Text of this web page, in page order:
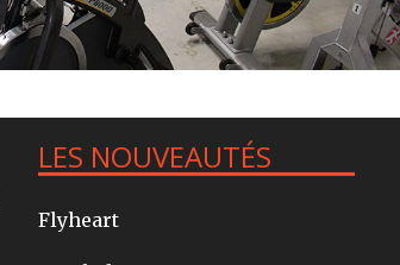
LES NOUVEAUTÉS
Flyheart